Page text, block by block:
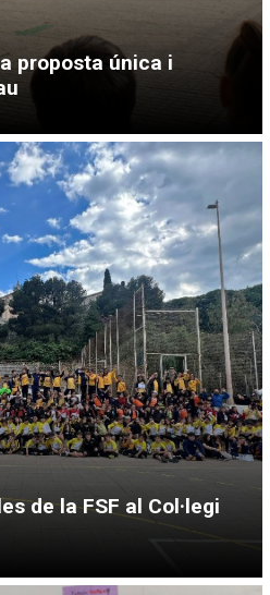
proposta única i
de la FSF al Col·legi